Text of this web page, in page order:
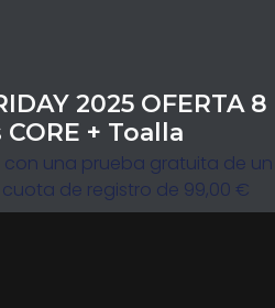
2025 OFERTA 8
CORE + Toalla
con una prueba gratuita de un
de registro de 99,00 €